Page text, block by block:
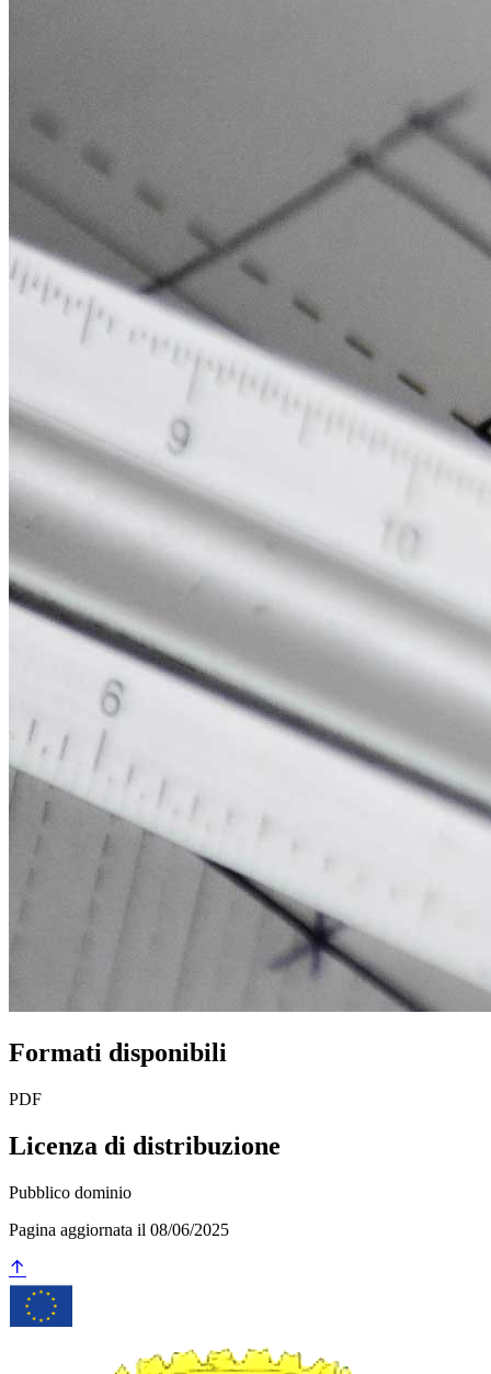
Formati disponibili
PDF
Licenza di distribuzione
Pubblico dominio
Pagina aggiornata il 08/06/2025